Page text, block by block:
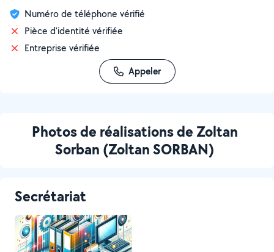
Numéro de téléphone vérifié
Pièce d'identité vérifiée
Entreprise vérifiée
Appeler
Photos de réalisations de Zoltan
Sorban (Zoltan SORBAN)
Secrétariat